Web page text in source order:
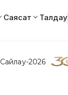
Саясат Талдау
Сайлау-2026